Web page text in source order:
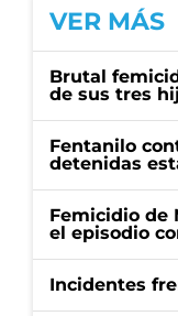
VER MÁS
Brutal
de sus tres
Fentanilo
detenidas
Femicidio de
el episodio
Incidentes